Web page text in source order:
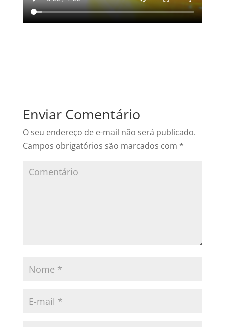
Enviar Comentário
O seu endereço de e-mail não será publicado.
Campos obrigatórios são marcados com *